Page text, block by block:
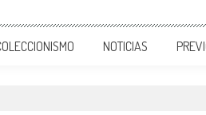
NOTICIAS